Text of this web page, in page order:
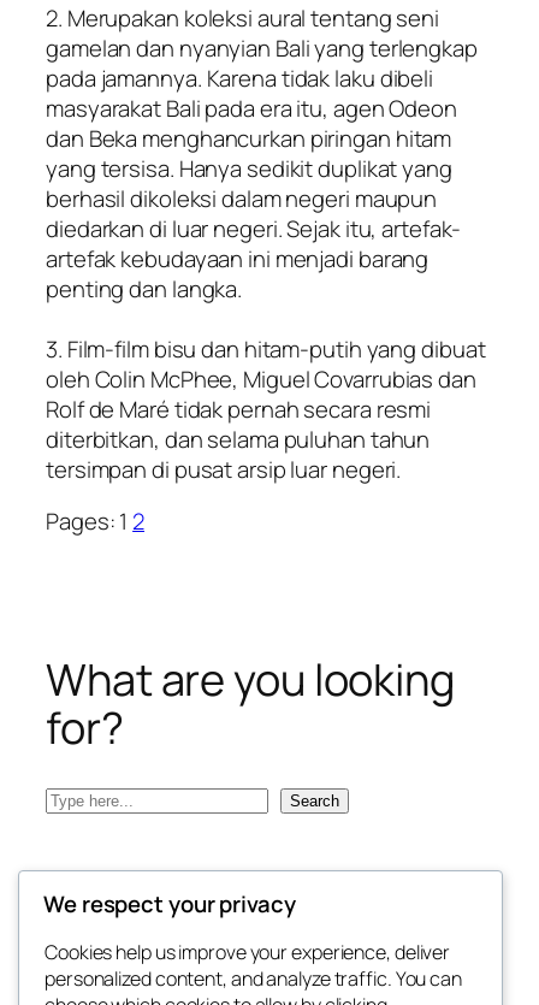
2. Merupakan koleksi aural tentang seni
gamelan dan nyanyian Bali yang terlengkap
pada jamannya. Karena tidak laku dibeli
masyarakat Bali pada era itu, agen Odeon
dan Beka menghancurkan piringan hitam
yang tersisa. Hanya sedikit duplikat yang
berhasil dikoleksi dalam negeri maupun
diedarkan di luar negeri. Sejak itu, artefak-
artefak kebudayaan ini menjadi barang
penting dan langka.
3. Film-film bisu dan hitam-putih yang dibuat
oleh Colin McPhee, Miguel Covarrubias dan
Rolf de Maré tidak pernah secara resmi
diterbitkan, dan selama puluhan tahun
tersimpan di pusat arsip luar negeri.
Pages:1 2
What are you looking
for?
Search Search
We respect your privacy
Cookies help us improve your experience, deliver
personalized content, and analyze traffic. You can